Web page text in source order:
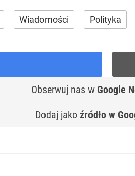
Wiadomości Polityka
Obserwuj nas w Google
Dodaj jako źródło w